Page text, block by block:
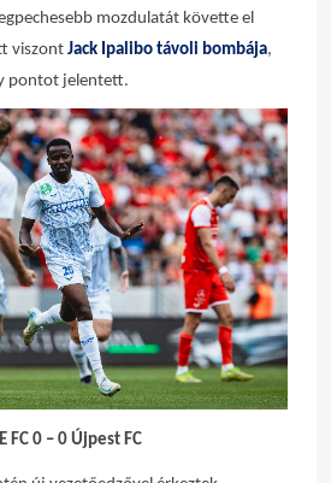
mozdulatát követte el
viszont Jack Ipalibo távoli bombája,
pontot jelentett.
FC 0 – 0 Újpest FC